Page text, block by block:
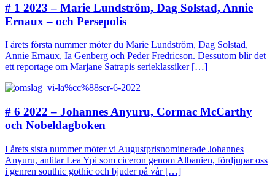
# 1 2023 – Marie Lundström, Dag Solstad, Annie
Ernaux – och Persepolis
I årets första nummer möter du Marie Lundström, Dag Solstad,
Annie Ernaux, Ia Genberg och Peder Fredricson. Dessutom blir det
ett reportage om Marjane Satrapis serieklassiker […]
# 6 2022 – Johannes Anyuru, Cormac McCarthy
och Nobeldagboken
I årets sista nummer möter vi Augustprisnominerade Johannes
Anyuru, anlitar Lea Ypi som ciceron genom Albanien, fördjupar oss
i genren southic gothic och bjuder på vår […]